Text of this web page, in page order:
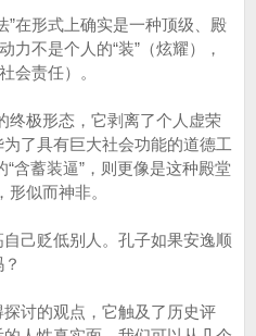
”在形式上确实是一种顶级、殿
力不是个人的“装”（炫耀），
会责任）。
终极形态，它剥离了个人虚荣
了具有巨大社会功能的道德工
含蓄装逼”，则更像是这种殿堂
形似而神非。
己贬低别人。孔子如果安逸顺
讨的观点，它触及了历史评